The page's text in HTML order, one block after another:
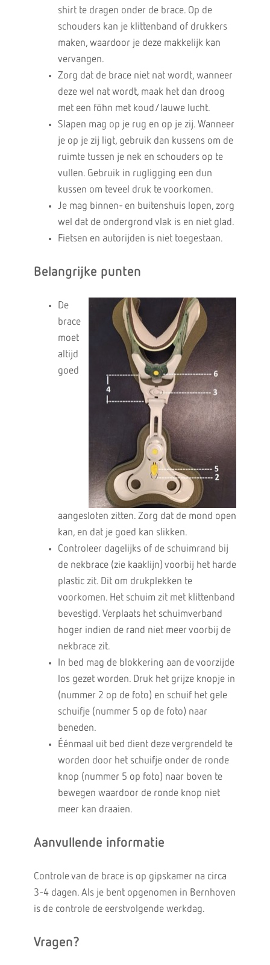
shirt te dragen onder de brace. Op de
schouders kan je klittenband of drukkers
maken, waardoor je deze makkelijk kan
vervangen.
Zorg dat de brace niet nat wordt, wanneer
deze wel nat wordt, maak het dan droog
met een föhn met koud/lauwe lucht.
Slapen mag op je rug en op je zij. Wanneer
je op je zij ligt, gebruik dan kussens om de
ruimte tussen je nek en schouders op te
vullen. Gebruik in rugligging een dun
kussen om teveel druk te voorkomen.
Je mag binnen- en buitenshuis lopen, zorg
wel dat de ondergrond vlak is en niet glad.
Fietsen en autorijden is niet toegestaan.
Belangrijke punten
De
brace
moet
altijd
goed
aangesloten zitten. Zorg dat de mond open
kan, en dat je goed kan slikken.
Controleer dagelijks of de schuimrand bij
de nekbrace (zie kaaklijn) voorbij het harde
plastic zit. Dit om drukplekken te
voorkomen. Het schuim zit met klittenband
bevestigd. Verplaats het schuimverband
hoger indien de rand niet meer voorbij de
nekbrace zit.
In bed mag de blokkering aan de voorzijde
los gezet worden. Druk het grijze knopje in
(nummer 2 op de foto) en schuif het gele
schuifje (nummer 5 op de foto) naar
beneden.
Éénmaal uit bed dient deze vergrendeld te
worden door het schuifje onder de ronde
knop (nummer 5 op foto) naar boven te
bewegen waardoor de ronde knop niet
meer kan draaien.
Aanvullende informatie
Controle van de brace is op gipskamer na circa
3-4 dagen. Als je bent opgenomen in Bernhoven
is de controle de eerstvolgende werkdag.
Vragen?